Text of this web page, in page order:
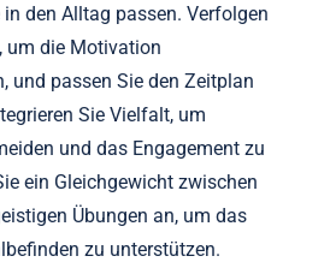
den Alltag passen. Verfolgen
um die Motivation
und passen Sie den Zeitplan
Sie Vielfalt, um
und das Engagement zu
ein Gleichgewicht zwischen
Übungen an, um das
zu unterstützen.